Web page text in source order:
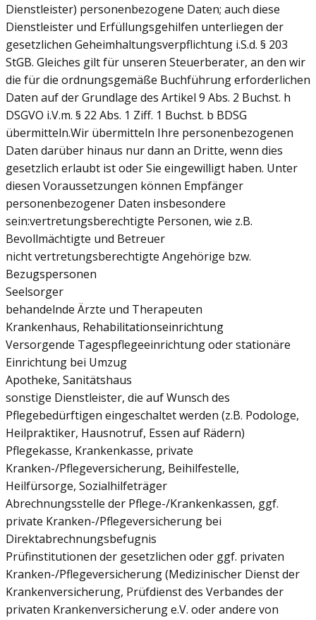
Dienstleister) personenbezogene Daten; auch diese
Dienstleister und Erfüllungsgehilfen unterliegen der
gesetzlichen Geheimhaltungsverpflichtung i.S.d. § 203
StGB. Gleiches gilt für unseren Steuerberater, an den wir
die für die ordnungsgemäße Buchführung erforderlichen
Daten auf der Grundlage des Artikel 9 Abs. 2 Buchst. h
DSGVO i.V.m. § 22 Abs. 1 Ziff. 1 Buchst. b BDSG
übermitteln.Wir übermitteln Ihre personenbezogenen
Daten darüber hinaus nur dann an Dritte, wenn dies
gesetzlich erlaubt ist oder Sie eingewilligt haben. Unter
diesen Voraussetzungen können Empfänger
personenbezogener Daten insbesondere
sein:vertretungsberechtigte Personen, wie z.B.
Bevollmächtigte und Betreuer
nicht vertretungsberechtigte Angehörige bzw.
Bezugspersonen
Seelsorger
behandelnde Ärzte und Therapeuten
Krankenhaus, Rehabilitationseinrichtung
Versorgende Tagespflegeeinrichtung oder stationäre
Einrichtung bei Umzug
Apotheke, Sanitätshaus
sonstige Dienstleister, die auf Wunsch des
Pflegebedürftigen eingeschaltet werden (z.B. Podologe,
Heilpraktiker, Hausnotruf, Essen auf Rädern)
Pflegekasse, Krankenkasse, private
Kranken-/Pflegeversicherung, Beihilfestelle,
Heilfürsorge, Sozialhilfeträger
Abrechnungsstelle der Pflege-/Krankenkassen, ggf.
private Kranken-/Pflegeversicherung bei
Direktabrechnungsbefugnis
Prüfinstitutionen der gesetzlichen oder ggf. privaten
Kranken-/Pflegeversicherung (Medizinischer Dienst der
Krankenversicherung, Prüfdienst des Verbandes der
privaten Krankenversicherung e.V. oder andere von